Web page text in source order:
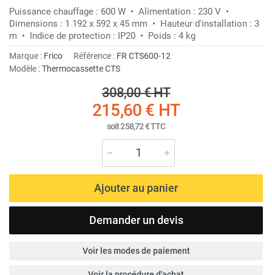
Puissance chauffage : 600 W • Alimentation : 230 V •
Dimensions : 1 192 x 592 x 45 mm • Hauteur d'installation : 3
m • Indice de protection : IP20 • Poids : 4 kg
Marque : Frico Référence : FR CTS600-12
Modèle :Thermocassette CTS
308,00 €HT
215,60 € HT
soit258,72 €TTC
Ajouter au panier
Demander un devis
Voir les modes de paiement